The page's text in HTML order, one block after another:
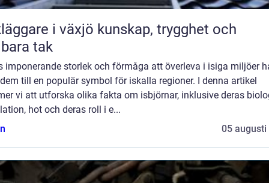
i växjö kunskap, trygghet och
tak
imponerande storlek och förmåga att överleva i isiga miljöer
till en populär symbol för iskalla regioner. I denna artikel
vi att utforska olika fakta om isbjörnar, inklusive deras
hot och deras roll i e...
05 augusti